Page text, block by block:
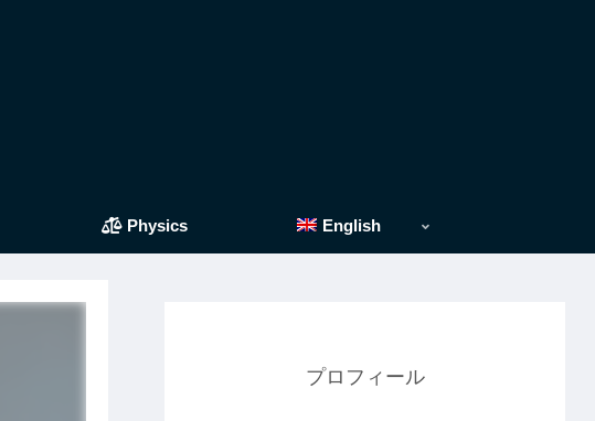
Physics English
プロフィール